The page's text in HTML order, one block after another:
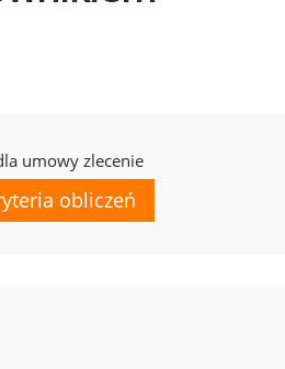
umowy zlecenie
obliczeń